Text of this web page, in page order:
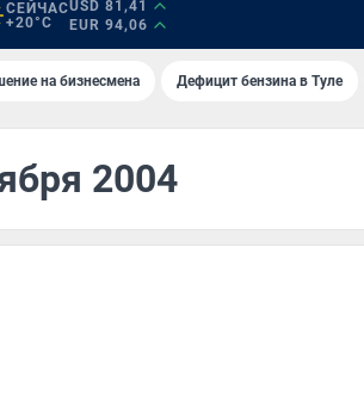
СЕЙЧАС
+20°C
USD 81,41
EUR 94,06
на бизнесмена Дефицит бензина в Туле
2004